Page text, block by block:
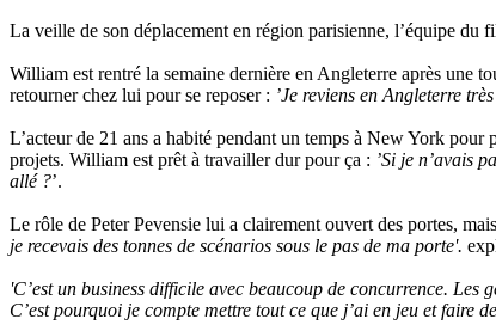
La veille de son déplacement en région parisienne, l’équipe du
William est rentré la semaine dernière en Angleterre après une
retourner chez lui pour se reposer : ’Je reviens en Angleterre
L’acteur de 21 ans a habité pendant un temps à New York
projets. William est prêt à travailler dur pour ça : ’Si je n’avais
allé ?’.
Le rôle de Peter Pevensie lui a clairement ouvert des portes,
je recevais des tonnes de scénarios sous le pas de ma porte'.
'C’est un business difficile avec beaucoup de concurrence. Les
C’est pourquoi je compte mettre tout ce que j’ai en jeu et faire